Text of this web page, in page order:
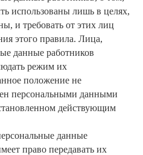
использованы лишь в целях,
и требовать от этих лиц
этого правила. Лица,
данные работников
режим их
положение не
персональными данными
действующим
данные
право передавать их